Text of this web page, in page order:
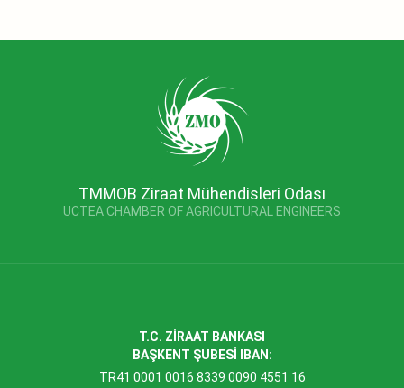
TMMOB Ziraat Mühendisleri Odası
UCTEA CHAMBER OF AGRICULTURAL ENGINEERS
T.C. ZİRAAT BANKASI
BAŞKENT ŞUBESİ IBAN:
TR41 0001 0016 8339 0090 4551 16